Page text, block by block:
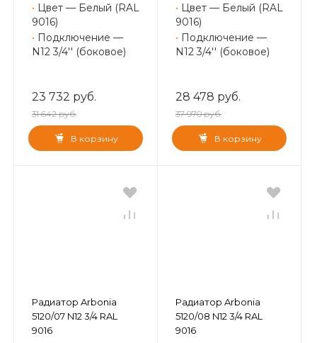
• Цвет — Белый (RAL
9016)
• Подключение —
N12 3/4'' (боковое)
23 732 руб.
31 642 руб.
В корзину
• Цвет — Белый (RAL
9016)
• Подключение —
N12 3/4'' (боковое)
28 478 руб.
37 970 руб.
В корзину
Радиатор Arbonia
5120/07 N12 3/4 RAL
9016
Радиатор Arbonia
5120/08 N12 3/4 RAL
9016